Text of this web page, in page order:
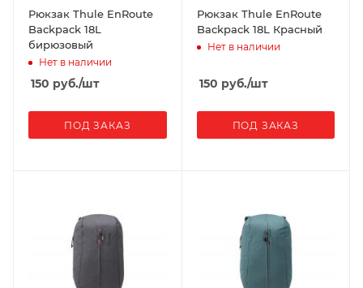
Рюкзак Thule EnRoute
Backpack 18L
бирюзовый
Нет в наличии
150 руб./шт
ПОД ЗАКАЗ
Рюкзак Thule EnRoute
Backpack 18L Красный
Нет в наличии
150 руб./шт
ПОД ЗАКАЗ